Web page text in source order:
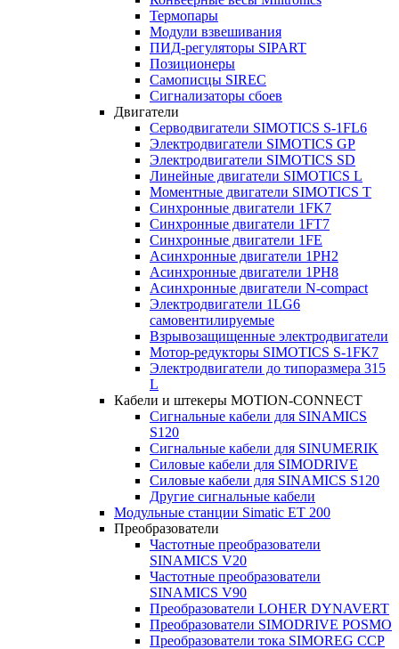
Термопары
Модули взвешивания
ПИД-регуляторы SIPART
Позиционеры
Самописцы SIREC
Сигнализаторы сбоев
Двигатели
Серводвигатели SIMOTICS S-1FL6
Электродвигатели SIMOTICS GP
Электродвигатели SIMOTICS SD
Линейные двигатели SIMOTICS L
Моментные двигатели SIMOTICS T
Синхронные двигатели 1FK7
Синхронные двигатели 1FT7
Синхронные двигатели 1FE
Асинхронные двигатели 1PH2
Асинхронные двигатели 1PH8
Асинхронные двигатели N-compact
Электродвигатели 1LG6
cамовентилируемые
Взрывозащищенные электродвигатели
Мотор-редукторы SIMOTICS S-1FK7
Электродвигатели до типоразмера 315
L
Кабели и штекеры MOTION-CONNECT
Сигнальные кабели для SINAMICS
S120
Сигнальные кабели для SINUMERIK
Силовые кабели для SIMODRIVE
Силовые кабели для SINAMICS S120
Другие сигнальные кабели
Модульные станции Simatic ET 200
Преобразователи
Частотные преобразователи
SINAMICS V20
Частотные преобразователи
SINAMICS V90
Преобразователи LOHER DYNAVERT
Преобразователи SIMODRIVE POSMO
Преобразователи тока SIMOREG CCP